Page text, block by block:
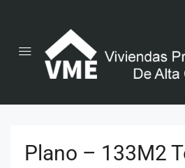
Plano – 133M2